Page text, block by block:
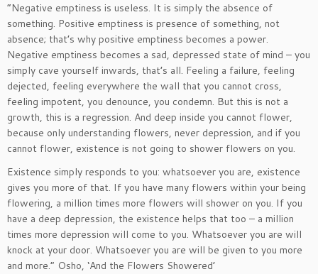
“Negative emptiness is useless. It is simply the absence of
something. Positive emptiness is presence of something, not
absence; that’s why positive emptiness becomes a power.
Negative emptiness becomes a sad, depressed state of mind – you
simply cave yourself inwards, that’s all. Feeling a failure, feeling
dejected, feeling everywhere the wall that you cannot cross,
feeling impotent, you denounce, you condemn. But this is not a
growth, this is a regression. And deep inside you cannot flower,
because only understanding flowers, never depression, and if you
cannot flower, existence is not going to shower flowers on you.
Existence simply responds to you: whatsoever you are, existence
gives you more of that. If you have many flowers within your being
flowering, a million times more flowers will shower on you. If you
have a deep depression, the existence helps that too – a million
times more depression will come to you. Whatsoever you are will
knock at your door. Whatsoever you are will be given to you more
and more.” Osho, ‘And the Flowers Showered’